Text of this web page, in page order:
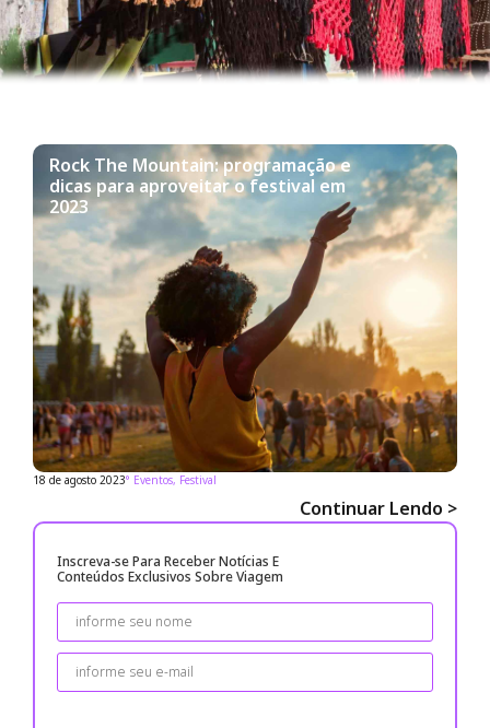
Rock The Mountain: programação e
dicas para aproveitar o festival em
2023
18 de agosto 2023° Eventos, Festival
Continuar Lendo >
Inscreva-se Para Receber Notícias E
Conteúdos Exclusivos Sobre Viagem